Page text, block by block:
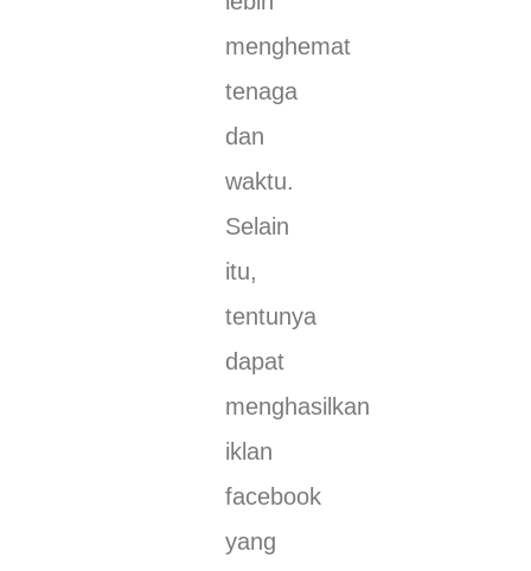
menghemat
tenaga
dan
waktu.
Selain
itu,
tentunya
dapat
menghasilkan
iklan
facebook
yang